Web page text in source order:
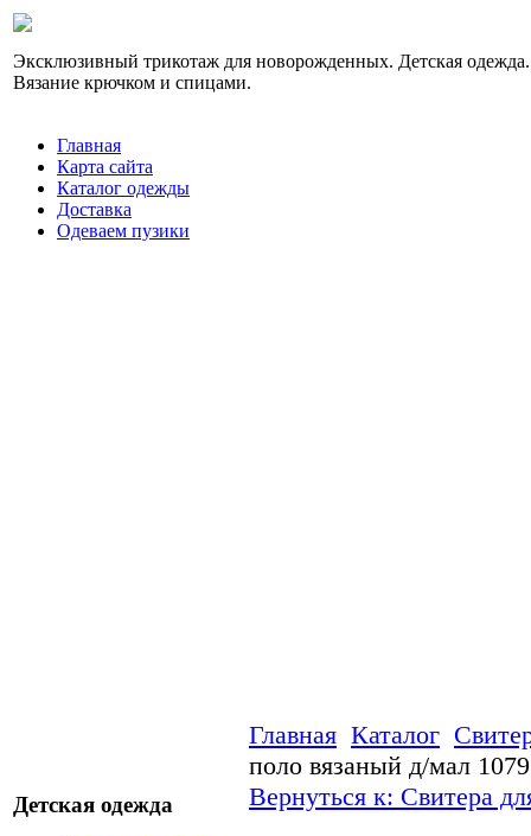
Эксклюзивный трикотаж для новорожденных. Детская одежда.
Вязание крючком и спицами.
Главная
Карта сайта
Каталог одежды
Доставка
Одеваем пузики
Детская одежда
Главная Каталог
поло вязаный д/мал
Вернуться к: Свитера